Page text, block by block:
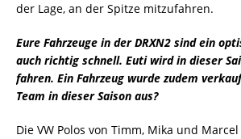
der Lage, an der Spitze mitzufahren.
Eure Fahrzeuge in der DRXN2 sind ein
auch richtig schnell. Euti wird in dieser
fahren. Ein Fahrzeug wurde zudem
Team in dieser Saison aus?
Die VW Polos von Timm, Mika und